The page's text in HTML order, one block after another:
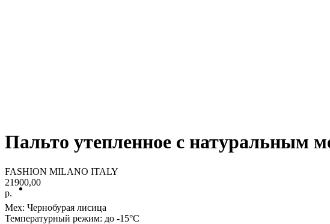
Пальто утепленное с натуральным
FASHION MILANO ITALY
21900,00
р.
Мех: Чернобурая лисица
Температурный режим: до -15°С